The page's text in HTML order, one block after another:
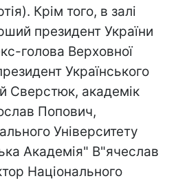
Крім того, в залі
президент України
голова Верховної
Українського
Сверстюк, академік
Попович,
Університету
Академія" В"ячеслав
Національного